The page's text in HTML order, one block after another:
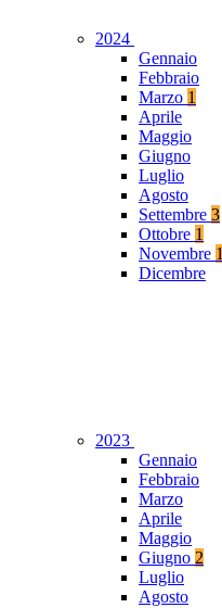
2024
Gennaio
Febbraio
Marzo 1
Aprile
Maggio
Giugno
Luglio
Agosto
Settembre 3
Ottobre 1
Novembre 1
Dicembre
2023
Gennaio
Febbraio
Marzo
Aprile
Maggio
Giugno 2
Luglio
Agosto